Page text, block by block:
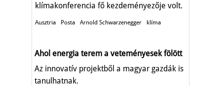
klímakonferencia fő kezdeményezője volt.
Ausztria Posta Arnold Schwarzenegger klíma
Ahol energia terem a veteményesek fölött
Az innovatív projektből a magyar gazdák is
tanulhatnak.